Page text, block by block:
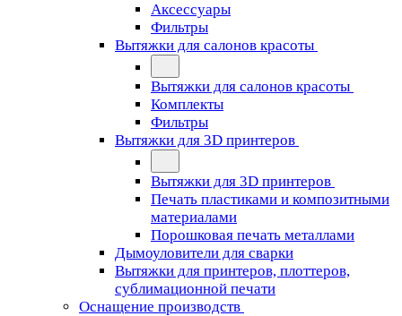
Аксессуары
Фильтры
Вытяжки для салонов красоты
Вытяжки для салонов красоты
Комплекты
Фильтры
Вытяжки для 3D принтеров
Вытяжки для 3D принтеров
Печать пластиками и композитными
материалами
Порошковая печать металлами
Дымоуловители для сварки
Вытяжки для принтеров, плоттеров,
сублимационной печати
Оснащение производств